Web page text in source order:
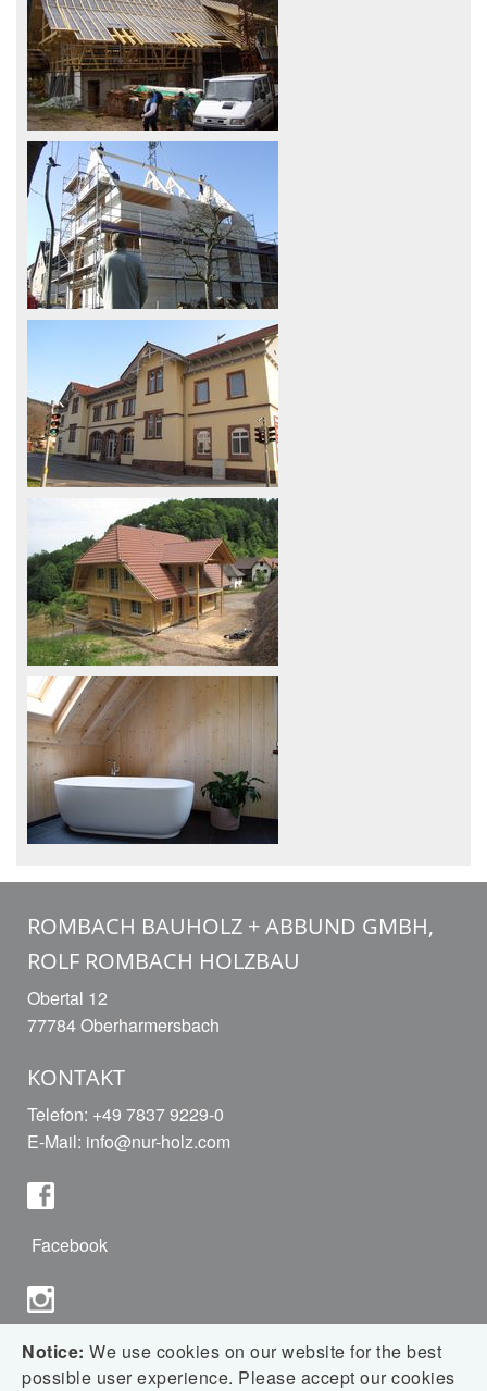
ROMBACH BAUHOLZ + ABBUND GMBH,
ROLF ROMBACH HOLZBAU
Obertal 12
77784 Oberharmersbach
KONTAKT
Telefon: +49 7837 9229-0
E-Mail: info@nur-holz.com
Facebook
Instagram
Notice: We use cookies on our website for the best
possible user experience. Please accept our cookies